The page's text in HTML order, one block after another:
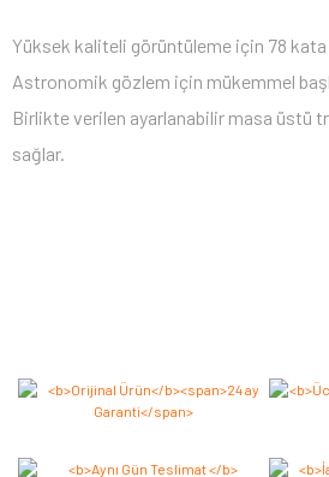
Yüksek kaliteli görüntüleme için 78 kata
Astronomik gözlem için mükemmel
Birlikte verilen ayarlanabilir masa üstü
sağlar.